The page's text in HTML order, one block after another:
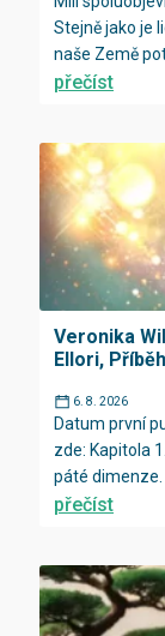
Stejně jako je
naše Země
přečíst
Veronika
Ellori,
6. 8. 2026
Datum první
zde: Kapitola
páté dimenze.
přečíst